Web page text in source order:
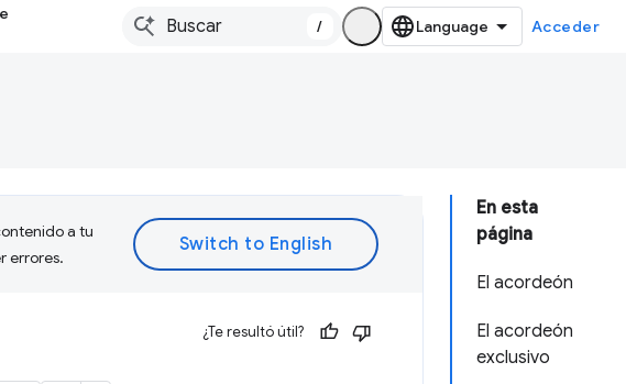
/ Acceder
En esta
página
El acordeón
El acordeón
exclusivo
a tu
errores.
¿Te resultó útil?